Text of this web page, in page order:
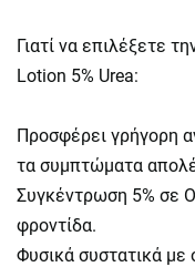
Γιατί να επιλέξετε
Lotion 5% Urea:
Προσφέρει γρήγορη
τα συμπτώματα
Συγκέντρωση 5% σε
φροντίδα.
Φυσικά συστατικά με